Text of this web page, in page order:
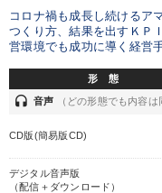
local_offer タグから探す
すべての音声・動画（全
タグ・キーワード
話し方
通信販売
コロナ禍も成長し続けるア
つくり方、結果を出すＫＰ
営環境でも成功に導く経営
形 態
headset 音声 （どの形態でも内容は
CD版(簡易版CD)
デジタル音声版
（配信＋ダウンロード）